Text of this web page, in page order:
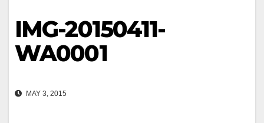
IMG-20150411-
WA0001
MAY 3, 2015